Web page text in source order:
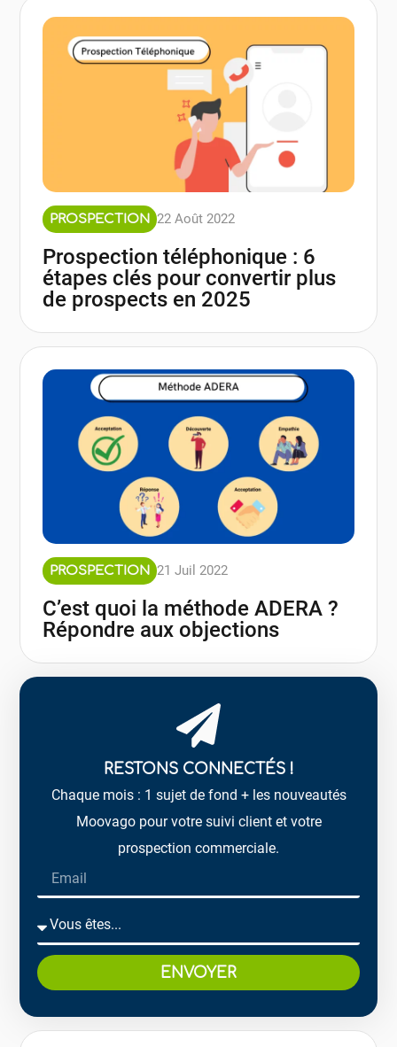
PROSPECTION 22 Août 2022
Prospection téléphonique : 6
étapes clés pour convertir plus
de prospects en 2025
PROSPECTION 21 Juil 2022
C’est quoi la méthode ADERA ?
Répondre aux objections
RESTONS CONNECTÉS !
Chaque mois : 1 sujet de fond + les nouveautés
Moovago pour votre suivi client et votre
prospection commerciale.
ENVOYER